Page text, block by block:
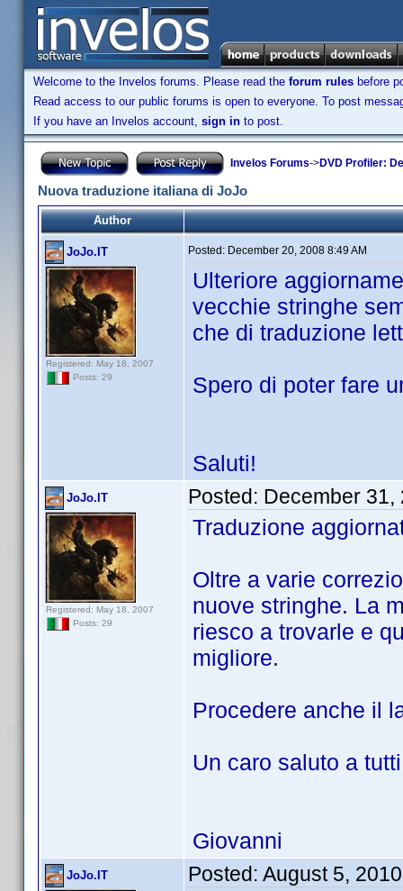
Welcome to the Invelos forums. Please read the forum rules before
Read access to our public forums is open to everyone. To post
If you have an Invelos account, sign in to post.
Invelos Forums->DVD Profiler:
Nuova traduzione italiana di JoJo
Author
JoJo.IT
Registered: May 18, 2007
Posts: 29
Posted: December 20, 2008 8:49 AM
Ulteriore
vecchie stringhe
che di traduzione
Spero di poter fare
Saluti!
JoJo.IT
Registered: May 18, 2007
Posts: 29
Posted: December 31,
Traduzione
Oltre a varie
nuove stringhe. La
riesco a trovarle e
migliore.
Procedere anche il
Un caro saluto a
Giovanni
JoJo.IT Posted: August 5,